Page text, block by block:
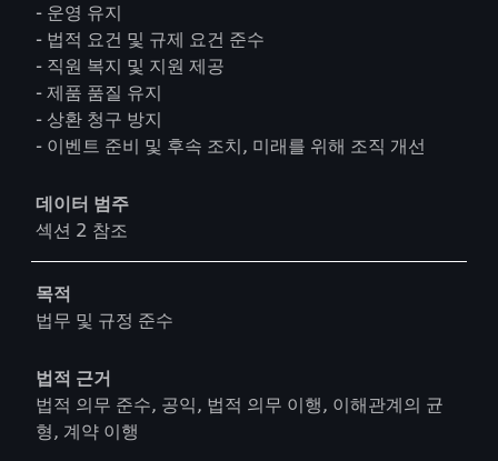
- 운영 유지
- 법적 요건 및 규제 요건 준수
- 직원 복지 및 지원 제공
- 제품 품질 유지
- 상환 청구 방지
- 이벤트 준비 및 후속 조치, 미래를 위해 조직 개선
데이터 범주
섹션 2 참조
목적
법무 및 규정 준수
법적 근거
법적 의무 준수, 공익, 법적 의무 이행, 이해관계의 균
형, 계약 이행